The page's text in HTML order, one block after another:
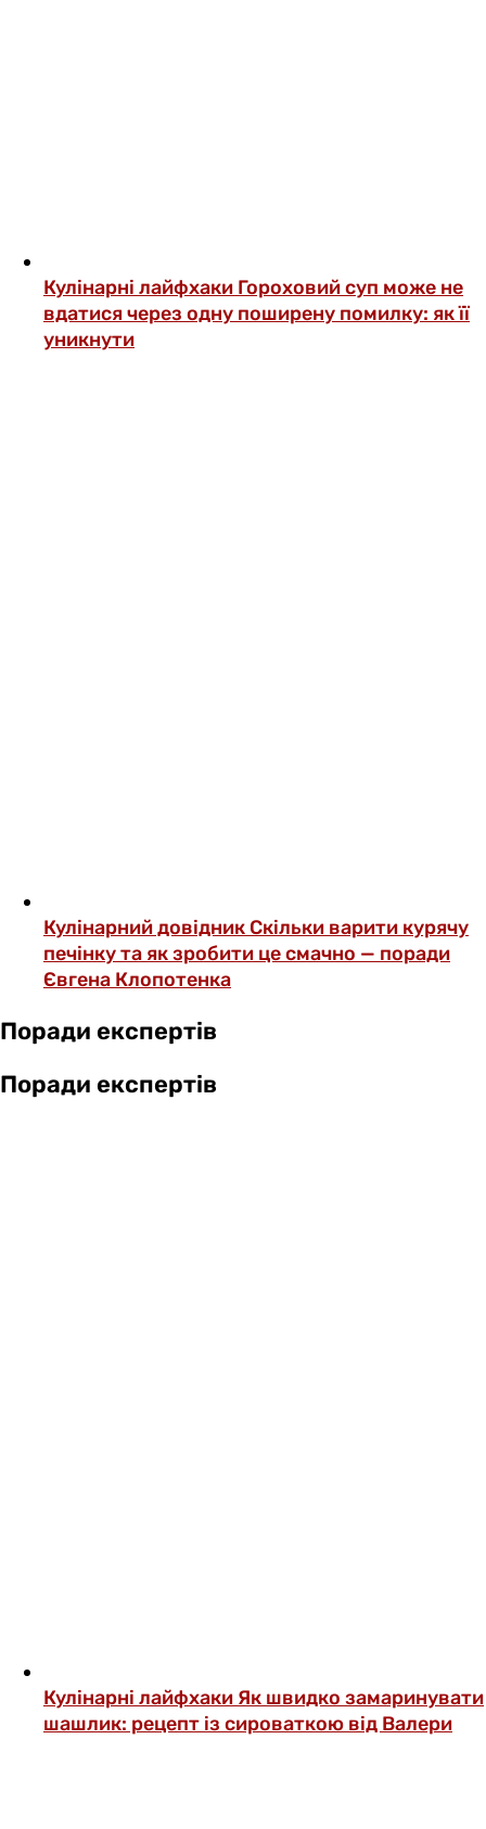
Кулінарні лайфхаки Гороховий суп може не
вдатися через одну поширену помилку: як її
уникнути
Кулінарний довідник Скільки варити курячу
печінку та як зробити це смачно — поради
Євгена Клопотенка
Поради експертів
Поради експертів
Кулінарні лайфхаки Як швидко замаринувати
шашлик: рецепт із сироваткою від Валери